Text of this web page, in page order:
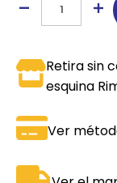
Retira sin
esquina
Ver